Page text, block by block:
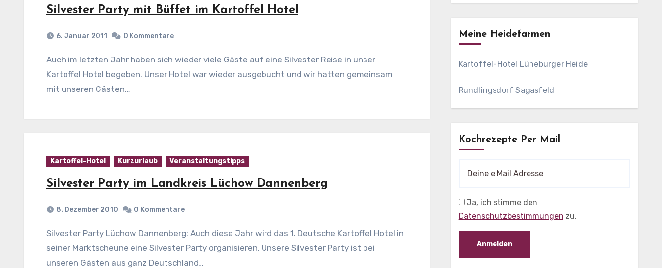
Silvester Party mit Büffet im Kartoffel Hotel
6. Januar 2011 0 Kommentare
Auch im letzten Jahr haben sich wieder viele Gäste auf eine Silvester Reise in unser
Kartoffel Hotel begeben. Unser Hotel war wieder ausgebucht und wir hatten gemeinsam
mit unseren Gästen…
Kartoffel-Hotel Kurzurlaub Veranstaltungstipps
Silvester Party im Landkreis Lüchow Dannenberg
8. Dezember 2010 0 Kommentare
Silvester Party Lüchow Dannenberg: Auch diese Jahr wird das 1. Deutsche Kartoffel Hotel in
seiner Marktscheune eine Silvester Party organisieren. Unsere Silvester Party ist bei
unseren Gästen aus ganz Deutschland…
Meine Heidefarmen
Kartoffel-Hotel Lüneburger Heide
Rundlingsdorf Sagasfeld
Kochrezepte Per Mail
Ja, ich stimme den
Datenschutzbestimmungen zu.